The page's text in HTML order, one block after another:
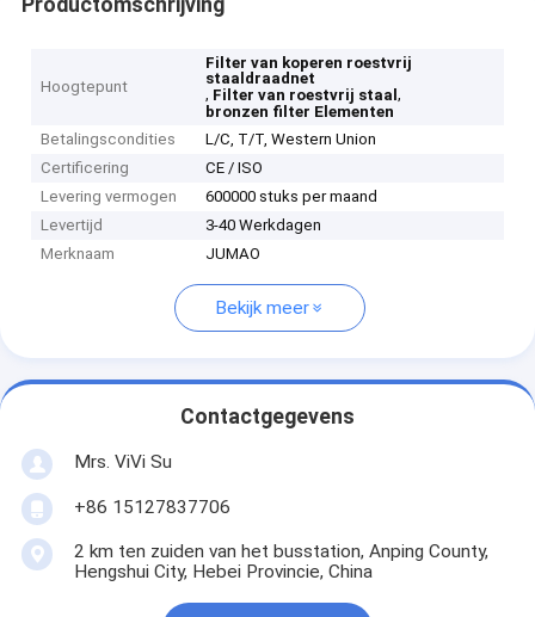
Hoogtepunt
Filter van koperen roestvrij
staaldraadnet
, Filter van roestvrij staal,
bronzen filter Elementen
Betalingscondities
L/C, T/T, Western Union
Certificering
CE / ISO
Levering vermogen
600000 stuks per maand
Levertijd
3-40 Werkdagen
Merknaam
JUMAO
Bekijk meer
Contactgegevens
Mrs. ViVi Su
+86 15127837706
2 km ten zuiden van het busstation, Anping County,
Hengshui City, Hebei Provincie, China